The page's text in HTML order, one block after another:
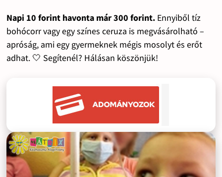
Napi 10 forint havonta már 300 forint.Ennyiből tíz
bohócorr vagy egy színes ceruza is megvásárolható –
apróság, ami egy gyermeknek mégis mosolyt és erőt
adhat. 🤍 Segítenél? Hálásan köszönjük!